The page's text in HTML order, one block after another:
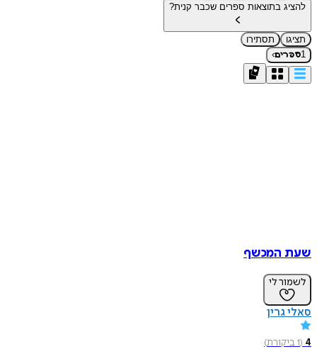
להציג בתוצאות ספרים שכבר קנית?
תציגו
תסתירו
1ספרים›
שעת המכשף
לשמור לי
סאלי‏ גרין
4
(
1ביקורת)